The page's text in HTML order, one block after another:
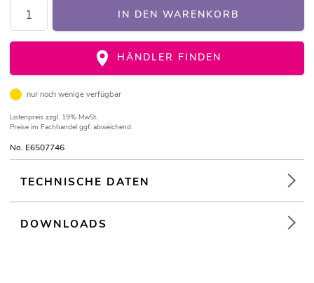
IN DEN WARENKORB
HÄNDLER FINDEN
nur noch wenige verfügbar
Listenpreis zzgl. 19% MwSt.
Preise im Fachhandel ggf. abweichend.
No. E6507746
TECHNISCHE DATEN
DOWNLOADS